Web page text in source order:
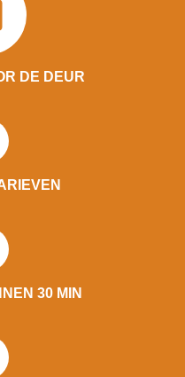
DE DEUR
30 MIN